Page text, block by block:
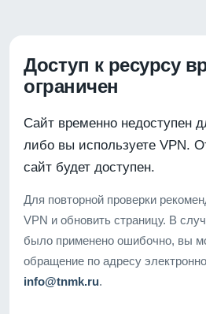
Доступ к ресурсу
ограничен
Сайт временно недоступен
либо вы используете VPN.
сайт будет доступен.
Для повторной проверки
VPN и обновить страницу. В
было применено ошибочно, вы
обращение по адресу
info@tnmk.ru.